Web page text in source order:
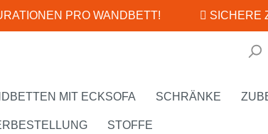
PRO WANDBETT! SICHERE
MIT ECKSOFA SCHRÄNKE
STOFFE